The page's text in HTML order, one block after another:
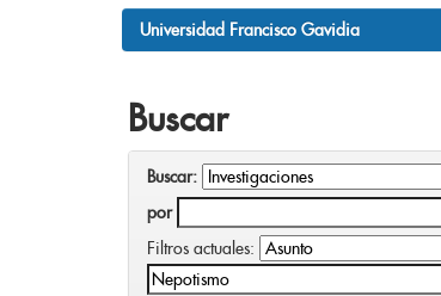
Universidad Francisco Gavidia
Buscar
Buscar:
por
Filtros actuales: